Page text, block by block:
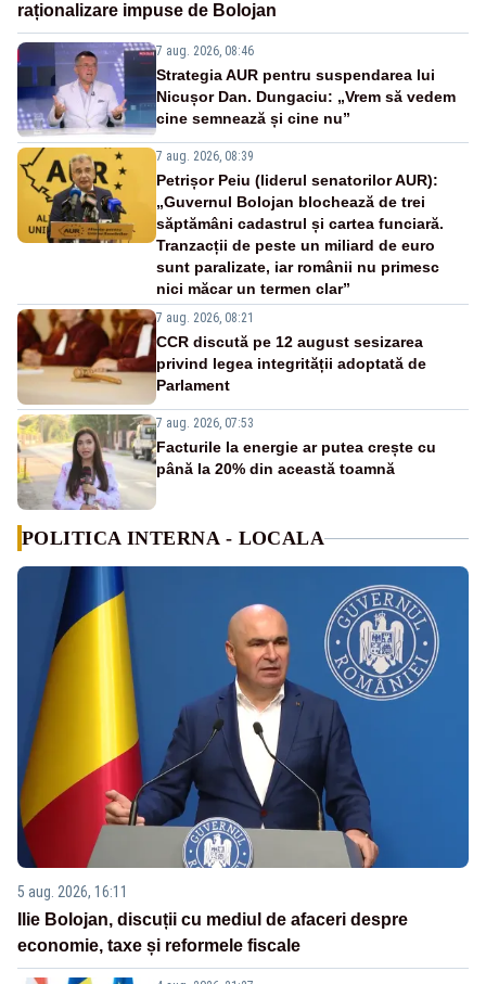
raționalizare impuse de Bolojan
7 aug. 2026, 08:46
Strategia AUR pentru suspendarea lui
Nicușor Dan. Dungaciu: „Vrem să vedem
cine semnează și cine nu”
7 aug. 2026, 08:39
Petrișor Peiu (liderul senatorilor AUR):
„Guvernul Bolojan blochează de trei
săptămâni cadastrul și cartea funciară.
Tranzacții de peste un miliard de euro
sunt paralizate, iar românii nu primesc
nici măcar un termen clar”
7 aug. 2026, 08:21
CCR discută pe 12 august sesizarea
privind legea integrității adoptată de
Parlament
7 aug. 2026, 07:53
Facturile la energie ar putea crește cu
până la 20% din această toamnă
POLITICA INTERNA - LOCALA
5 aug. 2026, 16:11
Ilie Bolojan, discuții cu mediul de afaceri despre
economie, taxe și reformele fiscale